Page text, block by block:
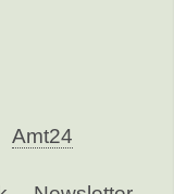
Amt24